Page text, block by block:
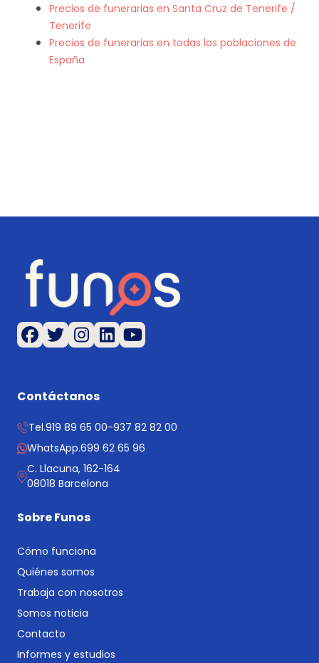
Precios de funerarias en Santa Cruz de Tenerife /
Tenerife
Precios de funerarias en todas las poblaciones de
España
Contáctanos
Tel.919 89 65 00-937 82 82 00
WhatsApp.699 62 65 96
C. Llacuna, 162-164
08018 Barcelona
Sobre Funos
Cómo funciona
Quiénes somos
Trabaja con nosotros
Somos noticia
Contacto
Informes y estudios